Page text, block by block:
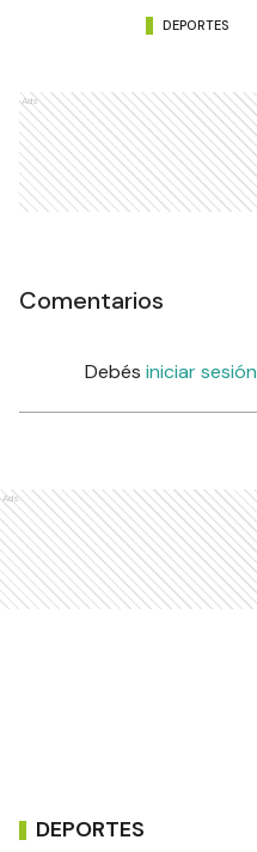
DEPORTES
Ads
Comentarios
Debés iniciar sesión
Ads
DEPORTES